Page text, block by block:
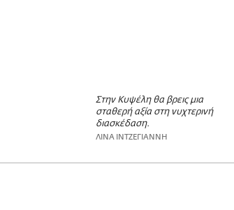
Στην Κυψέλη θα βρεις μια
σταθερή αξία στη νυχτερινή
διασκέδαση.
ΛΙΝΑ ΙΝΤΖΕΓΙΑΝΝΗ